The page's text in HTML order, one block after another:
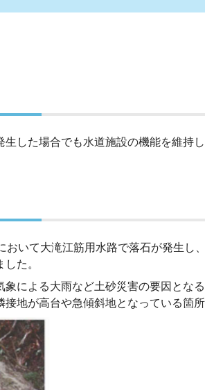
した場合でも水道施設の機能を維持
いて大滝江筋用水路で落石が発生し
た。
による大雨など土砂災害の要因とな
地が高台や急傾斜地となっている箇